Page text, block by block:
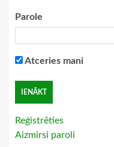
Parole
Atceries mani
Reģistrēties
Aizmirsi paroli